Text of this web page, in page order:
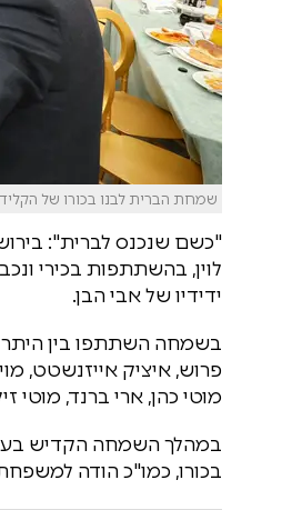
שמחת הברית לבנו בכורו של הקלידן
"כשם שנכנס לברית":
לוין, בהשתתפות בכירי
ידידיו של אבי הבן.
בשמחה השתתפו בין היתר
פרוש, איציק אייזנשטט,
מוטי כהן, ארי ברנד, מוטי
במהלך השמחה הקדיש בעל
בכורו, כמו"כ הודה